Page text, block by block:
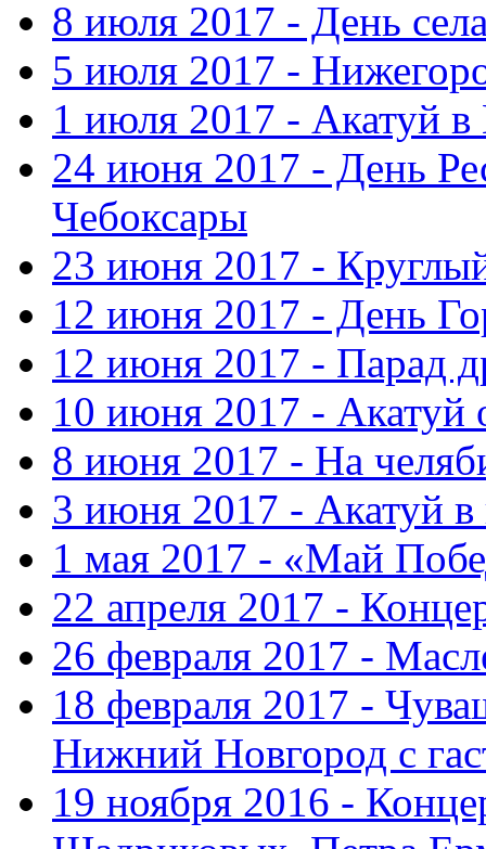
8 июля 2017 - День
5 июля 2017 -
1 июля 2017 - Акатуй
24 июня 2017 - День
Чебоксары
23 июня 2017 -
12 июня 2017 - День
12 июня 2017 - Парад
10 июня 2017 - Акатуй
8 июня 2017 - На
3 июня 2017 - Акатуй в
1 мая 2017 - «Май
22 апреля 2017 -
26 февраля 2017 -
18 февраля 2017 -
Нижний Новгород с
19 ноября 2016 -